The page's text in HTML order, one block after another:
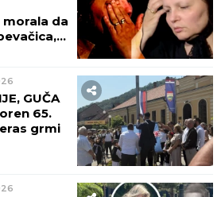
morala da
GUČA
65.
grmi